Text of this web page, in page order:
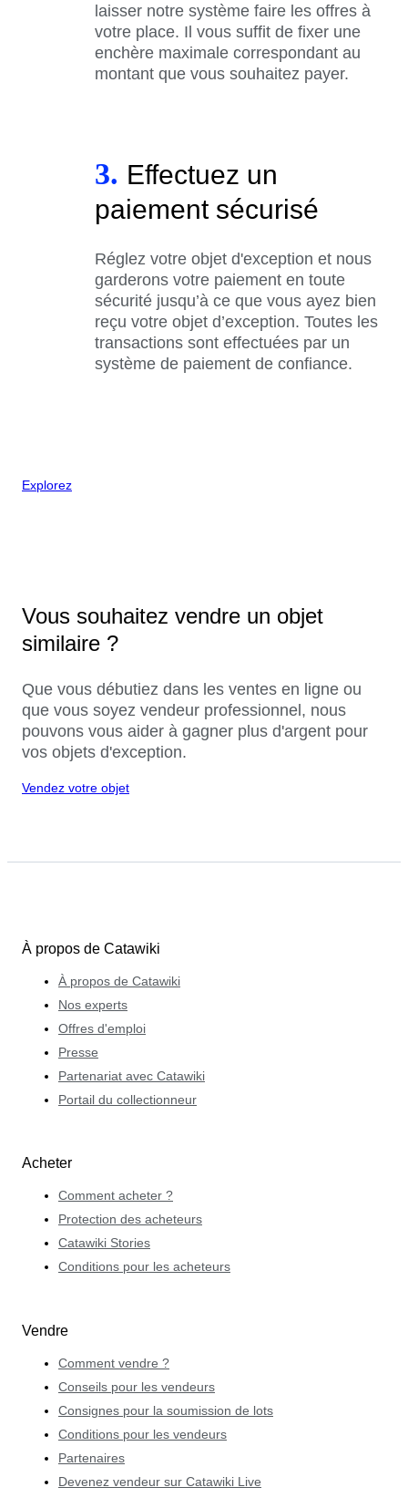
laisser notre système faire les offres à
votre place. Il vous suffit de fixer une
enchère maximale correspondant au
montant que vous souhaitez payer.
3. Effectuez un
paiement sécurisé
Réglez votre objet d'exception et nous
garderons votre paiement en toute
sécurité jusqu’à ce que vous ayez bien
reçu votre objet d’exception. Toutes les
transactions sont effectuées par un
système de paiement de confiance.
Explorez
Vous souhaitez vendre un objet
similaire ?
Que vous débutiez dans les ventes en ligne ou
que vous soyez vendeur professionnel, nous
pouvons vous aider à gagner plus d'argent pour
vos objets d'exception.
Vendez votre objet
À propos de Catawiki
À propos de Catawiki
Nos experts
Offres d'emploi
Presse
Partenariat avec Catawiki
Portail du collectionneur
Acheter
Comment acheter ?
Protection des acheteurs
Catawiki Stories
Conditions pour les acheteurs
Vendre
Comment vendre ?
Conseils pour les vendeurs
Consignes pour la soumission de lots
Conditions pour les vendeurs
Partenaires
Devenez vendeur sur Catawiki Live